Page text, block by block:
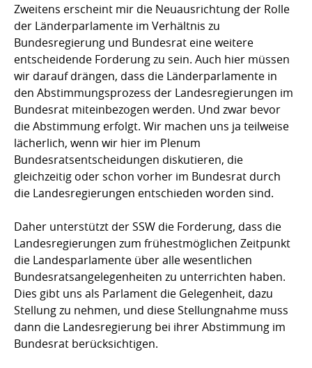
Zweitens erscheint mir die Neuausrichtung der Rolle
der Länderparlamente im Verhältnis zu
Bundesregierung und Bundesrat eine weitere
entscheidende Forderung zu sein. Auch hier müssen
wir darauf drängen, dass die Länderparlamente in
den Abstimmungsprozess der Landesregierungen im
Bundesrat miteinbezogen werden. Und zwar bevor
die Abstimmung erfolgt. Wir machen uns ja teilweise
lächerlich, wenn wir hier im Plenum
Bundesratsentscheidungen diskutieren, die
gleichzeitig oder schon vorher im Bundesrat durch
die Landesregierungen entschieden worden sind.
Daher unterstützt der SSW die Forderung, dass die
Landesregierungen zum frühestmöglichen Zeitpunkt
die Landesparlamente über alle wesentlichen
Bundesratsangelegenheiten zu unterrichten haben.
Dies gibt uns als Parlament die Gelegenheit, dazu
Stellung zu nehmen, und diese Stellungnahme muss
dann die Landesregierung bei ihrer Abstimmung im
Bundesrat berücksichtigen.